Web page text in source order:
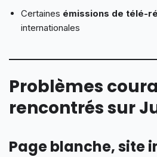
Certaines émissions de télé-
internationales
Problèmes
rencontrés sur
Page blanche, site